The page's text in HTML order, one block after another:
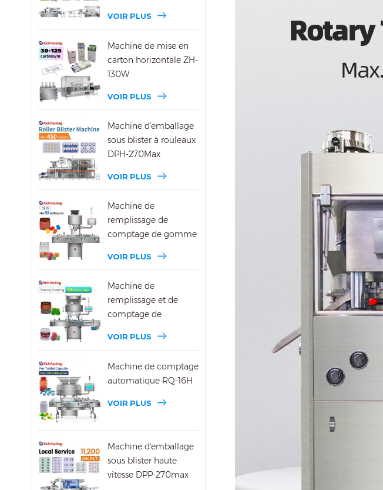
VOIR PLUS
Machine de mise en
carton horizontale ZH-
130W
VOIR PLUS
Machine d'emballage
sous blister à rouleaux
DPH-270Max
VOIR PLUS
Machine de
remplissage de
comptage de gomme
VOIR PLUS
Machine de
remplissage et de
comptage de
16R
VOIR PLUS
Machine de comptage
automatique RQ-16H
VOIR PLUS
Machine d'emballage
sous blister haute
vitesse DPP-270max